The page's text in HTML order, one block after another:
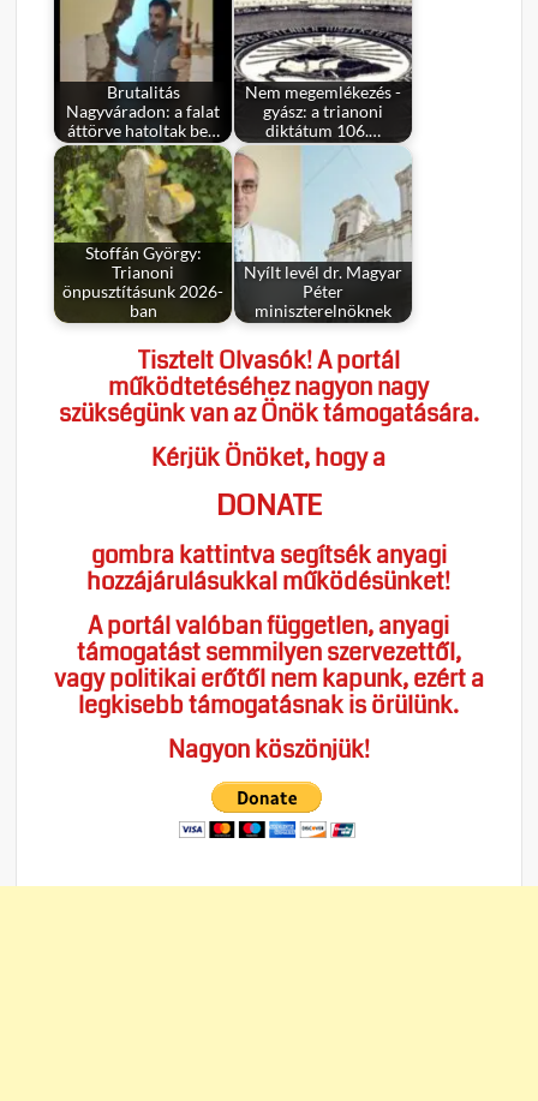
Brutalitás
Nagyváradon: a falat
áttörve hatoltak be…
Nem megemlékezés -
gyász: a trianoni
diktátum 106.…
Stoffán György:
Trianoni
önpusztításunk 2026-
ban
Nyílt levél dr. Magyar
Péter
miniszterelnöknek
Tisztelt Olvasók! A portál
működtetéséhez nagyon nagy
szükségünk van az Önök támogatására.
Kérjük Önöket, hogy a
DONATE
gombra kattintva segítsék anyagi
hozzájárulásukkal működésünket!
A portál valóban független, anyagi
támogatást semmilyen szervezettől,
vagy politikai erőtől nem kapunk, ezért a
legkisebb támogatásnak is örülünk.
Nagyon köszönjük!